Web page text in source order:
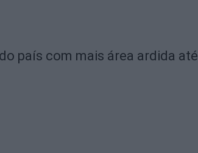
país com mais área ardida até